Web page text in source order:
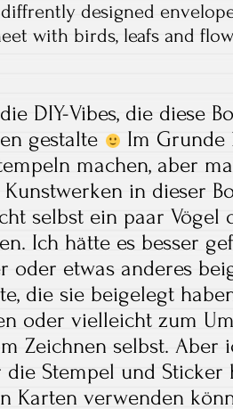
DIY-Vibes, die diese
gestalte
Im Grunde
machen, aber
in dieser
selbst ein paar Vögel
Ich hätte es besser
oder etwas anderes
die sie beigelegt
oder vielleicht zum
Zeichnen selbst. Aber
Stempel und
Karten verwenden